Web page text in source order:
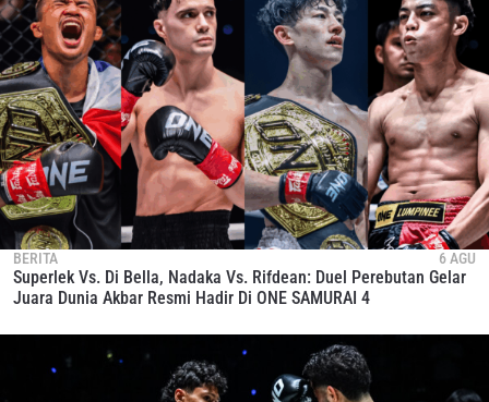
BERITA 6 AGU
Superlek Vs. Di Bella, Nadaka Vs. Rifdean: Duel Perebutan Gelar
Juara Dunia Akbar Resmi Hadir Di ONE SAMURAI 4